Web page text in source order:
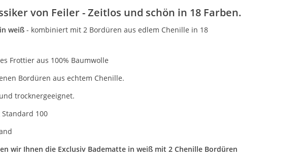
von Feiler- Zeitlos und schön in 18 Farben.
weiß- kombiniert mit 2 Bordüren aus edlem Chenille in 18
Frottier aus 100% Baumwolle
Bordüren aus echtem Chenille.
trocknergeeignet.
100
wir Ihnen die Exclusiv Badematte in weiß mit 2 Chenille Bordüren